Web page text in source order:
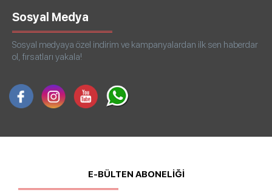
Sosyal Medya
Sosyal medyaya özel indirim ve kampanyalardan ilk sen haberdar
ol, fırsatları yakala!
E-BÜLTEN ABONELİĞİ